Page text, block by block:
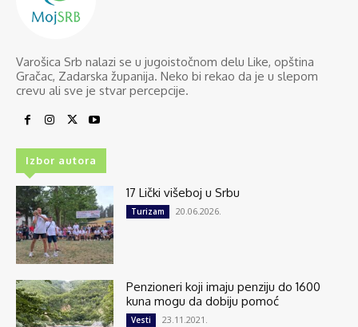
Varošica Srb nalazi se u jugoistočnom delu Like, opština
Gračac, Zadarska županija. Neko bi rekao da je u slepom
crevu ali sve je stvar percepcije.
Izbor autora
17 Lički višeboj u Srbu
Turizam 20.06.2026.
Penzioneri koji imaju penziju do 1600
kuna mogu da dobiju pomoć
Vesti 23.11.2021.